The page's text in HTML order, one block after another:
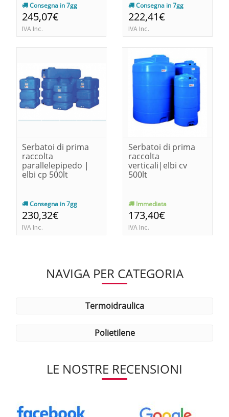
Consegna in 7gg
245,07€
IVA Inc.
Consegna in 7gg
222,41€
IVA Inc.
Serbatoi di prima
raccolta
parallelepipedo |
elbi cp 500lt
Consegna in 7gg
230,32€
IVA Inc.
Serbatoi di prima
raccolta
verticali|elbi cv
500lt
Immediata
173,40€
IVA Inc.
NAVIGA PER CATEGORIA
termoidraulica
polietilene
LE NOSTRE RECENSIONI